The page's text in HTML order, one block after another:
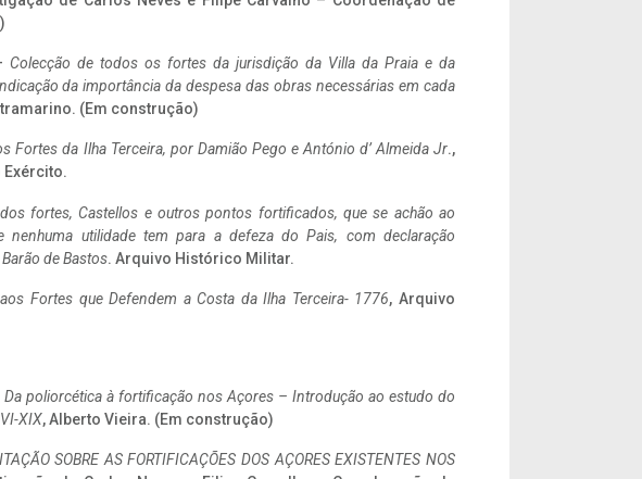
Colecção de todos os fortes da jurisdição da Villa da Praia e da
da importância da despesa das obras necessárias em cada
(Em construção)
Fortes da Ilha Terceira, por Damião Pego e António d’ Almeida Jr.,
Exército.
fortes, Castellos e outros pontos fortificados, que se achão ao
nenhuma utilidade tem para a defeza do Pais, com declaração
de Bastos. Arquivo Histórico Militar.
Fortes que Defendem a Costa da Ilha Terceira- 1776, Arquivo
Da poliorcética à fortificação nos Açores – Introdução ao estudo do
XIX, Alberto Vieira. (Em construção)
SOBRE AS FORTIFICAÇÕES DOS AÇORES EXISTENTES NOS